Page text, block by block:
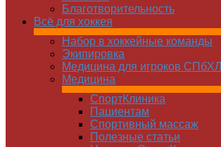
Благотворительность
Всё для хоккея
Набор в хоккейные команды
Экипировка
Медицина для игроков СПбХЛ
Медицина
СпортКлиника
Пациентам
Спортивный массаж
Полезные статьи